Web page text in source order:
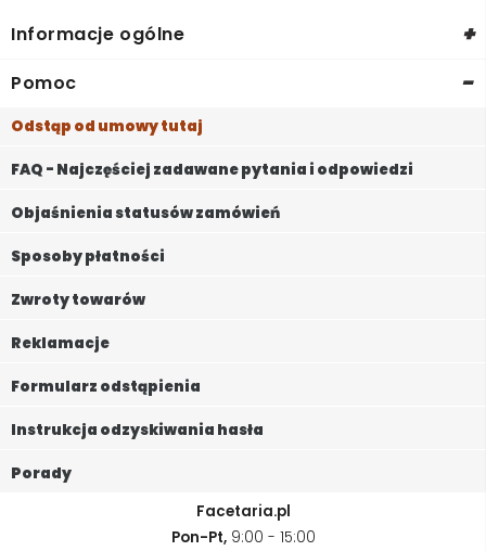
Informacje ogólne +
Pomoc -
Odstąp od umowy tutaj
FAQ - Najczęściej zadawane pytania i odpowiedzi
Objaśnienia statusów zamówień
Sposoby płatności
Zwroty towarów
Reklamacje
Formularz odstąpienia
Instrukcja odzyskiwania hasła
Porady
Facetaria.pl
Pon-Pt,9:00 - 15:00